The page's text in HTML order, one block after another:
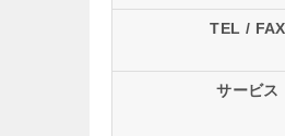
TEL / FAX
サービス